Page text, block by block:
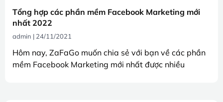
Tổng hợp các phần mềm Facebook Marketing mới
nhất 2022
admin 24/11/2021
Hôm nay, ZaFaGo muốn chia sẻ với bạn về các phần
mềm Facebook Marketing mới nhất được nhiều